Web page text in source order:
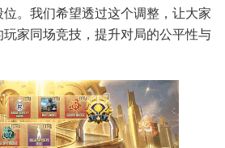
。我们希望透过这个调整，让大家
家同场竞技，提升对局的公平性与